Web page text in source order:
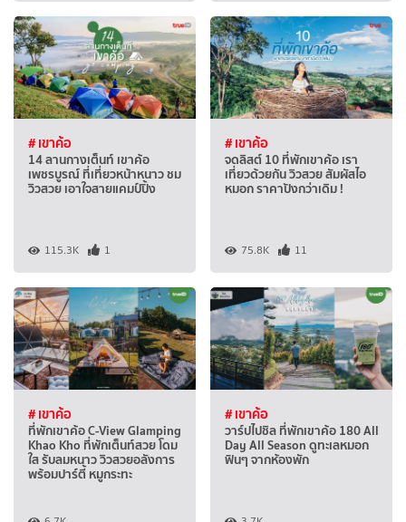
# เขาค้อ
14 ลานกางเต็นท์ เขาค้อ
เพชรบูรณ์ ที่เที่ยวหน้าหนาว ชม
วิวสวย เอาใจสายแคมป์ปิ้ง
115.3K 1
# เขาค้อ
จดลิสต์ 10 ที่พักเขาค้อ เรา
เที่ยวด้วยกัน วิวสวย สัมผัสไอ
หมอก ราคาปังกว่าเดิม !
75.8K 11
# เขาค้อ
ที่พักเขาค้อ C-View Glamping
Khao Kho ที่พักเต็นท์สวย โดม
ใส รับลมหนาว วิวสวยอลังการ
พร้อมปาร์ตี้ หมูกระทะ
# เขาค้อ
วาร์ปไปชิล ที่พักเขาค้อ 180 All
Day All Season ดูทะเลหมอก
ฟินๆ จากห้องพัก